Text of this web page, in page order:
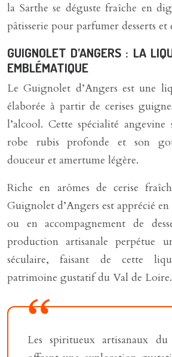
la Sarthe se déguste fraîche en
pâtisserie pour parfumer desserts et
GUIGNOLET D’ANGERS : LA
EMBLÉMATIQUE
Le Guignolet d’Angers est une
élaborée à partir de cerises
l’alcool. Cette spécialité
robe rubis profonde et son
douceur et amertume légère.
Riche en arômes de cerise
Guignolet d’Angers est apprécié
ou en accompagnement de
production artisanale perpétue
séculaire, faisant de cette
patrimoine gustatif du Val de Loire.
Les spiritueux artisanaux